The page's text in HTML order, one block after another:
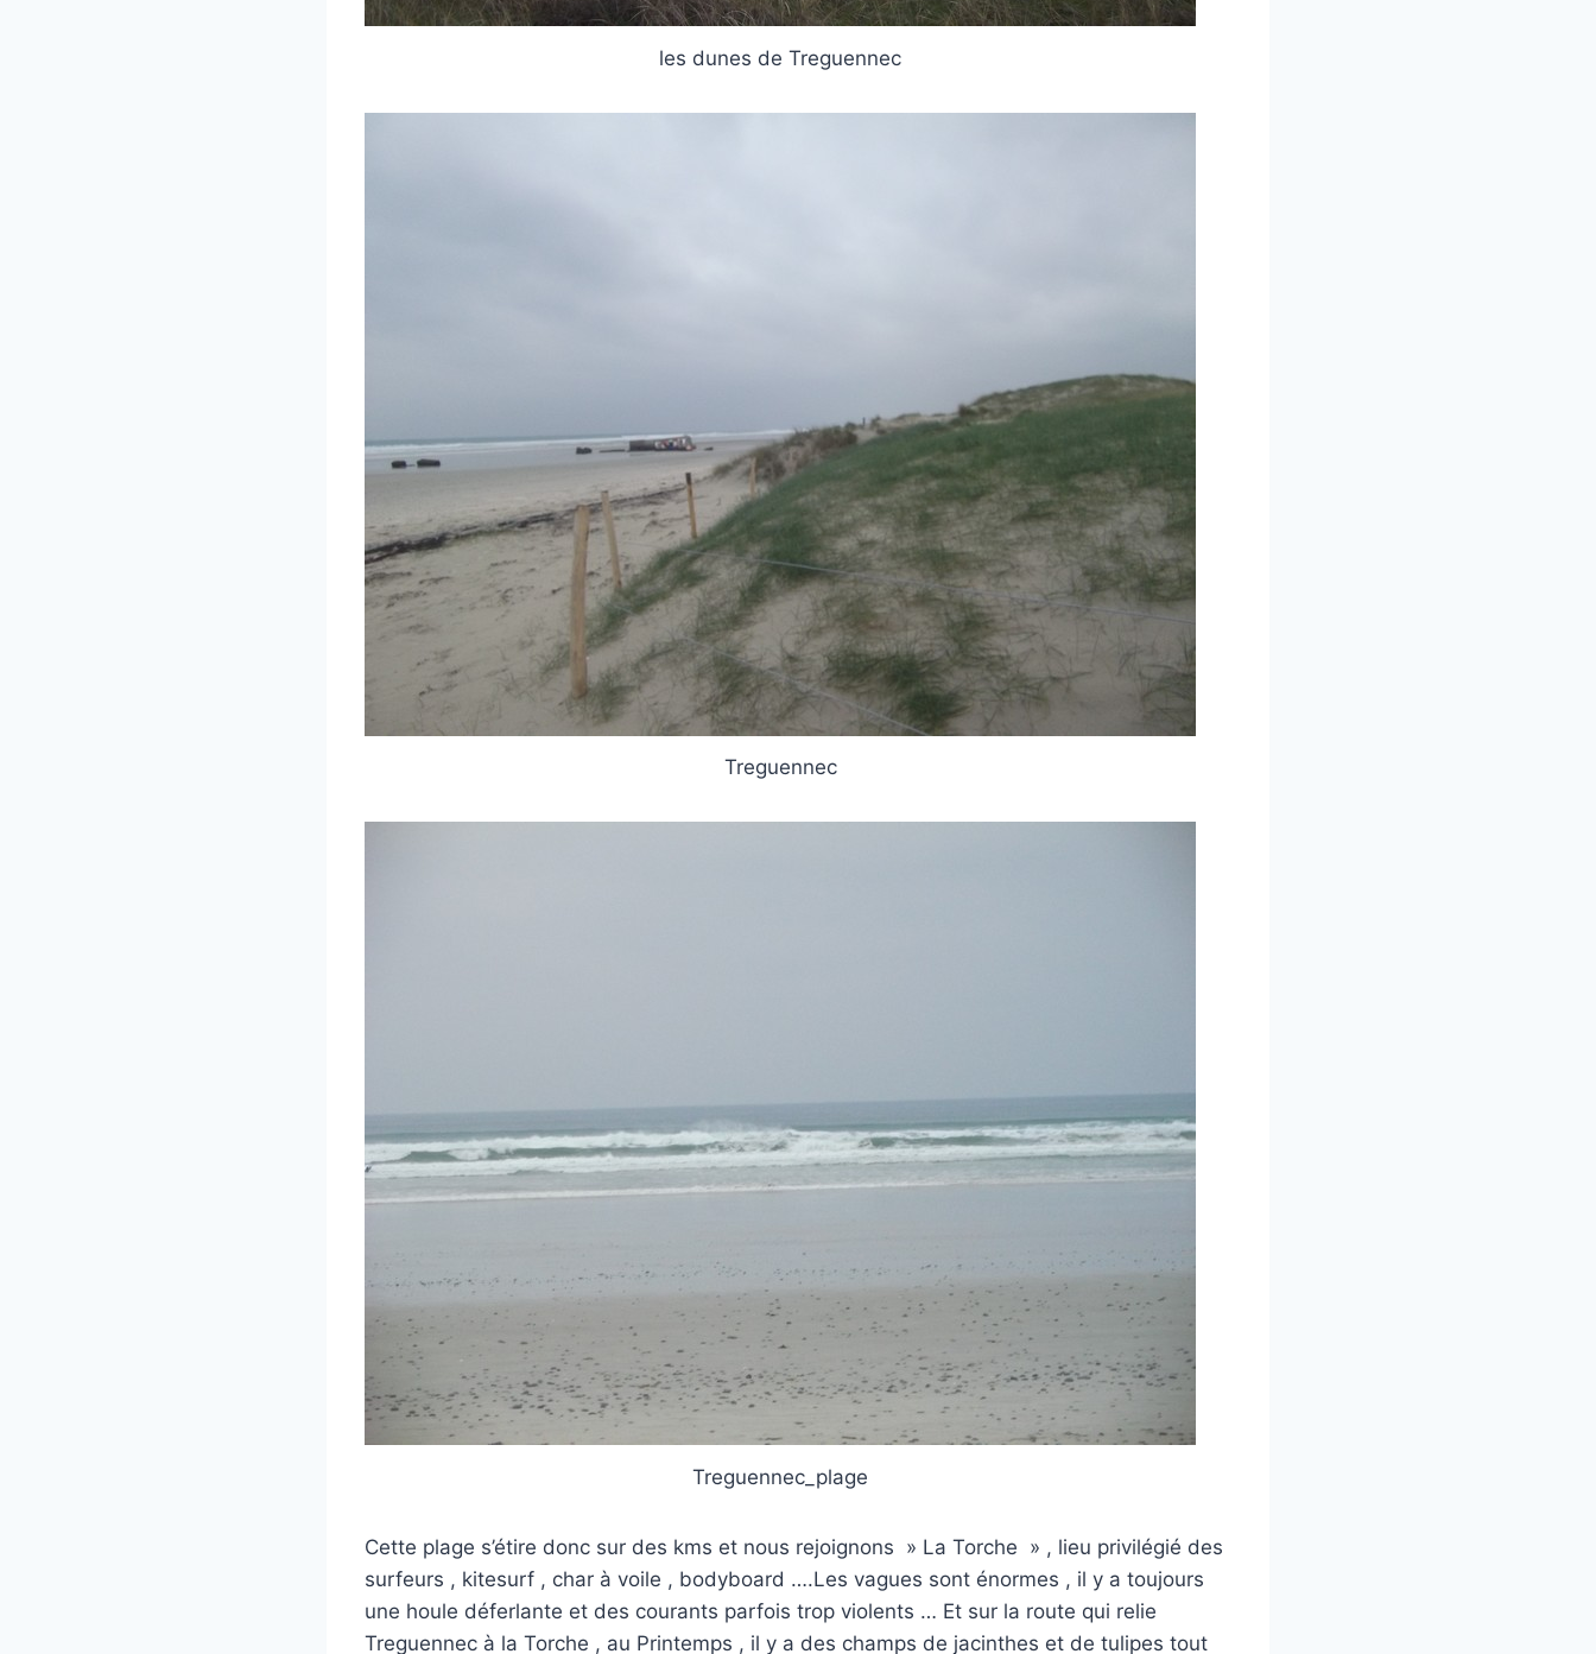
les dunes de Treguennec
Treguennec
Treguennec_plage
Cette plage s’étire donc sur des kms et nous rejoignons » La Torche » , lieu privilégié des
surfeurs , kitesurf , char à voile , bodyboard ….Les vagues sont énormes , il y a toujours
une houle déferlante et des courants parfois trop violents … Et sur la route qui relie
Treguennec à la Torche , au Printemps , il y a des champs de jacinthes et de tulipes tout